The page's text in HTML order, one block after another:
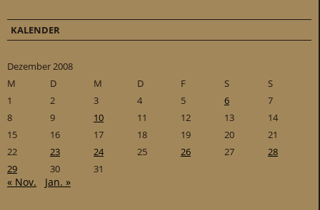
KALENDER
Dezember 2008
M
D M D F S
S
1
2 3 4 5 6
7
8
9 10 11 12 13
14
15
16 17 18 19 20
21
22
23 24 25 26 27
28
29
30 31
« Nov. Jan. »